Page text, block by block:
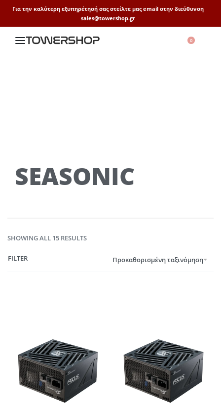
Για την καλύτερη εξυπηρέτησή σας στείλτε μας email στην διεύθυνση
sales@towershop.gr
0
SEASONIC
SHOWING ALL 15 RESULTS
Προκαθορισμένη ταξινόμηση
FILTER